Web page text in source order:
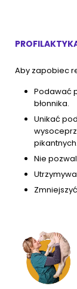
Aby zapobiec
Podawać
błonnika.
Unikać
pikantnych.
Nie